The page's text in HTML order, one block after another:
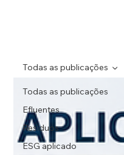
Todas as publicações
Efluentes
Resíduos
ESG aplicado
Todas as publicações